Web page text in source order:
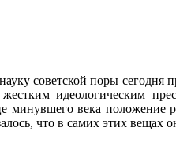
советской поры сегодня
идеологическим
минувшего века положение
что в самих этих вещах